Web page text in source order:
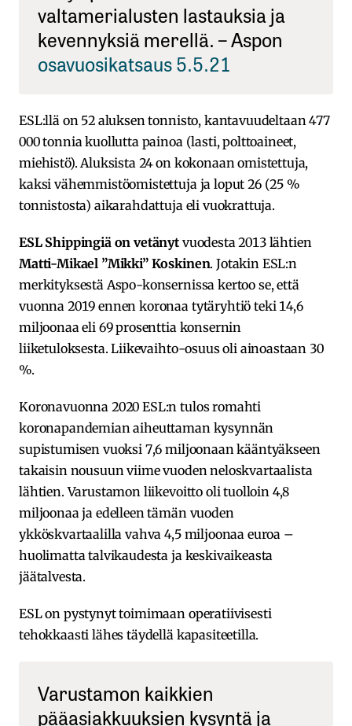
valtamerialusten lastauksia ja
kevennyksiä merellä. – Aspon
osavuosikatsaus 5.5.21
ESL:llä on 52 aluksen tonnisto, kantavuudeltaan 477
000 tonnia kuollutta painoa (lasti, polttoaineet,
miehistö). Aluksista 24 on kokonaan omistettuja,
kaksi vähemmistöomistettuja ja loput 26 (25 %
tonnistosta) aikarahdattuja eli vuokrattuja.
ESL Shippingiä on vetänyt vuodesta 2013 lähtien
Matti-Mikael ”Mikki” Koskinen. Jotakin ESL:n
merkityksestä Aspo-konsernissa kertoo se, että
vuonna 2019 ennen koronaa tytäryhtiö teki 14,6
miljoonaa eli 69 prosenttia konsernin
liiketuloksesta. Liikevaihto-osuus oli ainoastaan 30
%.
Koronavuonna 2020 ESL:n tulos romahti
koronapandemian aiheuttaman kysynnän
supistumisen vuoksi 7,6 miljoonaan kääntyäkseen
takaisin nousuun viime vuoden neloskvartaalista
lähtien. Varustamon liikevoitto oli tuolloin 4,8
miljoonaa ja edelleen tämän vuoden
ykköskvartaalilla vahva 4,5 miljoonaa euroa –
huolimatta talvikaudesta ja keskivaikeasta
jäätalvesta.
ESL on pystynyt toimimaan operatiivisesti
tehokkaasti lähes täydellä kapasiteetilla.
Varustamon kaikkien
pääasiakkuuksien kysyntä ja